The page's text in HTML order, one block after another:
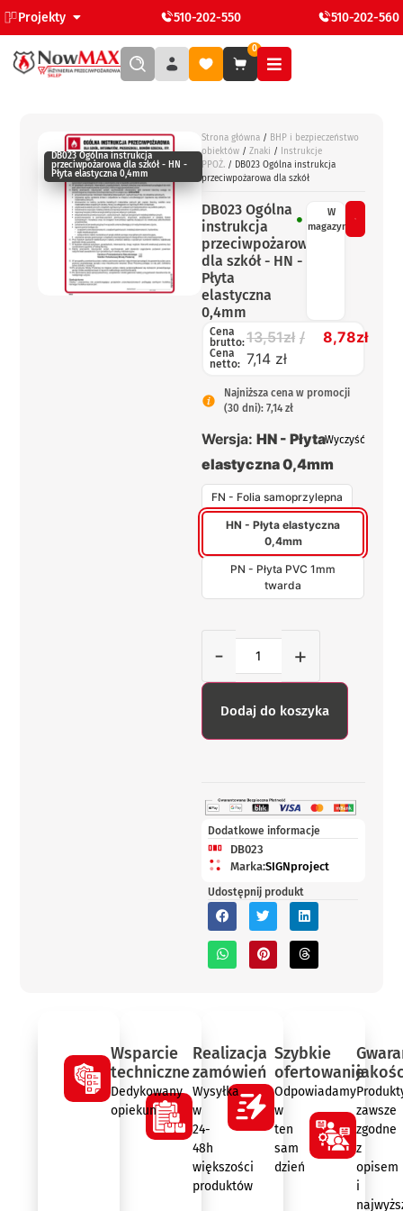
Projekty 510-202-550 510-202-560
0
DB023 Ogólna instrukcja
przeciwpożarowa dla szkół - HN -
Płyta elastyczna 0,4mm
Strona główna / BHP i bezpieczeństwo
obiektów / Znaki /
Instrukcje
PPOŻ. / DB023 Ogólna instrukcja
przeciwpożarowa dla szkół
DB023 Ogólna
instrukcja
przeciwpożarowa
dla szkół - HN -
Płyta
elastyczna
0,4mm
W
magazynie
Cena
brutto:13,51zł 8,78zł
Cena
netto: 7,14 zł
Najniższa cena w promocji
(30 dni): 7,14 zł
Wersja: HN - Płyta
elastyczna 0,4mm
FN - Folia samoprzylepna
HN - Płyta elastyczna
0,4mm
PN - Płyta PVC 1mm
twarda
Wyczyść
- +
Dodaj do koszyka
Dodatkowe informacje
DB023
Marka:SIGNproject
Udostępnij produkt
Wsparcie
techniczne
Dedykowany
opiekun
Realizacja
zamówień
Wysyłka
w
24-
48h
większości
produktów
Szybkie
ofertowanie
Odpowiadamy
w
ten
sam
dzień
zawsze
zgodne
z
opisem
i